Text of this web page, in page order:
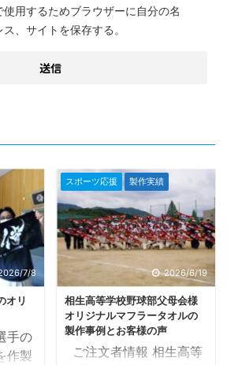
用するためブラウザーに自分の名
、サイトを保存する。
7/8
オリ
手の
作製
スポーツ応援 製作実績
2026/6/19
相生高等学校野球部父母会様
オリジナルマフラータオルの
製作事例とお客様の声
ご注文者情報 相生高等